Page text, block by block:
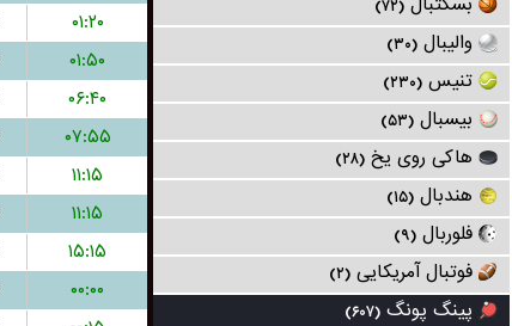
(۷۲)
والیبال (۳۰)
تنیس (۲۳۰)
بیسبال (۵۳)
هاکی روی یخ (۲۸)
هندبال (۱۵)
فلوربال (۹)
فوتبال آمریکایی (۲)
پینگ پونگ (۶۰۷)
۰۱:۲۰
۰۱:۵۰
۰۶:۴۰
۰۷:۵۵
۱۱:۱۵
۱۱:۱۵
۱۵:۱۵
۰۰:۰۰